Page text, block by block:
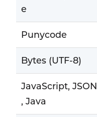
e
Punycode
Bytes (UTF-8)
JavaScript, JSON
, Java